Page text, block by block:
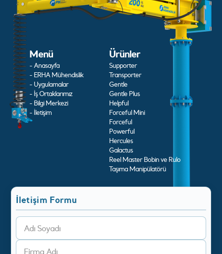
Menü
- Anasayfa
- ERHA Mühendislik
- Uygulamalar
- İş Ortaklarımız
- Bilgi Merkezi
- İletişim
Ürünler
Supporter
Transporter
Gentle
Gentle Plus
Helpful
Forceful Mini
Forceful
Powerful
Hercules
Galactus
Reel Master Bobin ve Rulo
Taşıma Manipülatörü
İletişim Formu